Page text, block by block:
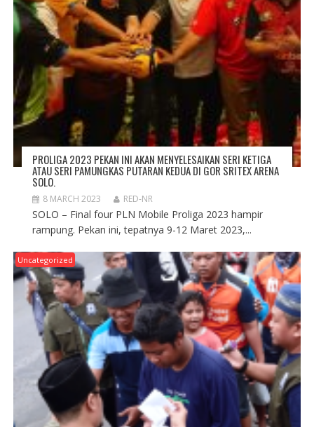
PROLIGA 2023 PEKAN INI AKAN MENYELESAIKAN SERI KETIGA
ATAU SERI PAMUNGKAS PUTARAN KEDUA DI GOR SRITEX ARENA
SOLO.
8 MARCH 2023 RED-NR
SOLO – Final four PLN Mobile Proliga 2023 hampir
rampung. Pekan ini, tepatnya 9-12 Maret 2023,...
Uncategorized